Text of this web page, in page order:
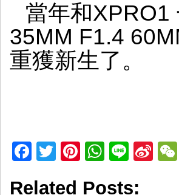
當年和XPRO1
35MM F1.4
重獲新生了。
Facebook
TwitterPinterestLine
Related Posts: